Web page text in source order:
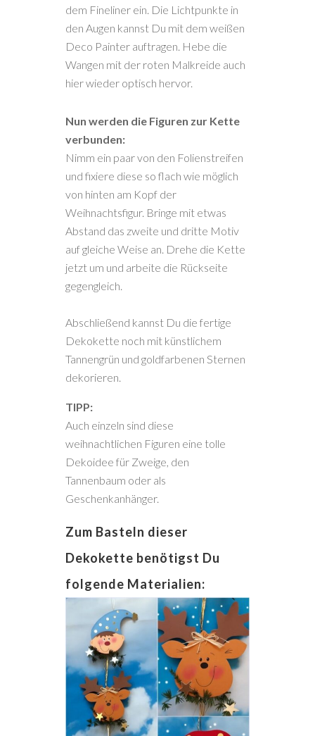
dem Fineliner ein. Die Lichtpunkte in
den Augen kannst Du mit dem weißen
Deco Painter auftragen. Hebe die
Wangen mit der roten Malkreide auch
hier wieder optisch hervor.
Nun werden die Figuren zur Kette
verbunden:
Nimm ein paar von den Folienstreifen
und fixiere diese so flach wie möglich
von hinten am Kopf der
Weihnachtsfigur. Bringe mit etwas
Abstand das zweite und dritte Motiv
auf gleiche Weise an. Drehe die Kette
jetzt um und arbeite die Rückseite
gegengleich.
Abschließend kannst Du die fertige
Dekokette noch mit künstlichem
Tannengrün und goldfarbenen Sternen
dekorieren.
TIPP:
Auch einzeln sind diese
weihnachtlichen Figuren eine tolle
Dekoidee für Zweige, den
Tannenbaum oder als
Geschenkanhänger.
Zum Basteln dieser
Dekokette benötigst Du
folgende Materialien: